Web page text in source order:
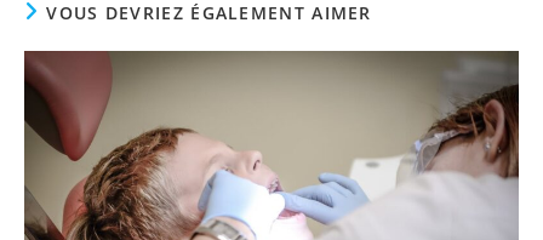
VOUS DEVRIEZ ÉGALEMENT AIMER